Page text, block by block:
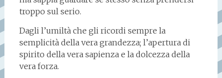
troppo sul serio.
Dagli l’umiltà che gli ricordi sempre la
semplicità della vera grandezza; l’apertura di
spirito della vera sapienza e la dolcezza della
vera forza.